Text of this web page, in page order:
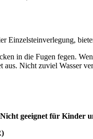
Einzelsteinverlegung,
in die Fugen fegen.
aus. Nicht zuviel Wasser
geeignet für Kinder